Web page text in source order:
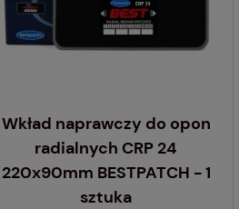
Wkład naprawczy do opon
radialnych CRP 24
220x90mm BESTPATCH - 1
sztuka
Nacinarka do opon - wyrzynarka
do koszyka